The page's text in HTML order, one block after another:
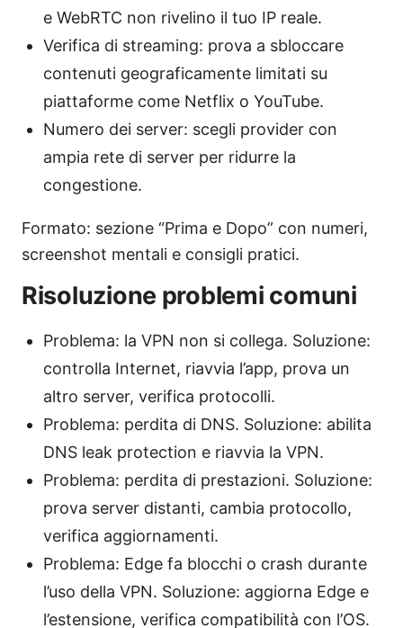
e WebRTC non rivelino il tuo IP reale.
Verifica di streaming: prova a sbloccare
contenuti geograficamente limitati su
piattaforme come Netflix o YouTube.
Numero dei server: scegli provider con
ampia rete di server per ridurre la
congestione.
Formato: sezione “Prima e Dopo” con numeri,
screenshot mentali e consigli pratici.
Risoluzione problemi comuni
Problema: la VPN non si collega. Soluzione:
controlla Internet, riavvia l’app, prova un
altro server, verifica protocolli.
Problema: perdita di DNS. Soluzione: abilita
DNS leak protection e riavvia la VPN.
Problema: perdita di prestazioni. Soluzione:
prova server distanti, cambia protocollo,
verifica aggiornamenti.
Problema: Edge fa blocchi o crash durante
l’uso della VPN. Soluzione: aggiorna Edge e
l’estensione, verifica compatibilità con l’OS.